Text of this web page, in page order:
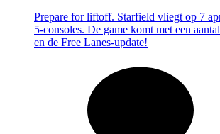
Prepare for liftoff. Starfield vliegt op 7
5-consoles. De game komt met een
en de Free Lanes-update!